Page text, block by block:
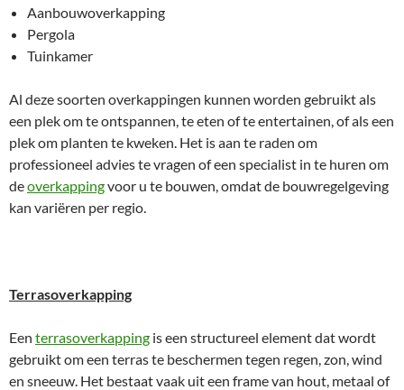
Aanbouwoverkapping
Pergola
Tuinkamer
Al deze soorten overkappingen kunnen worden gebruikt als
een plek om te ontspannen, te eten of te entertainen, of als een
plek om planten te kweken. Het is aan te raden om
professioneel advies te vragen of een specialist in te huren om
deoverkappingvoor u te bouwen, omdat de bouwregelgeving
kan variëren per regio.
Terrasoverkapping
Een terrasoverkapping is een structureel element dat wordt
gebruikt om een terras te beschermen tegen regen, zon, wind
en sneeuw. Het bestaat vaak uit een frame van hout, metaal of